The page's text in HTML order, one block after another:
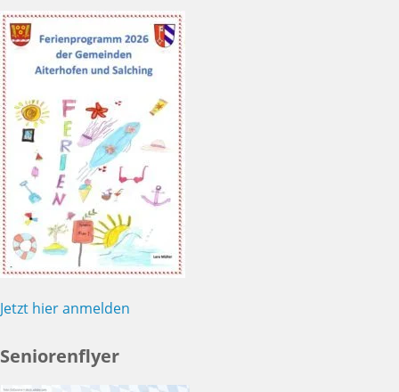
Jetzt hier anmelden
Seniorenflyer